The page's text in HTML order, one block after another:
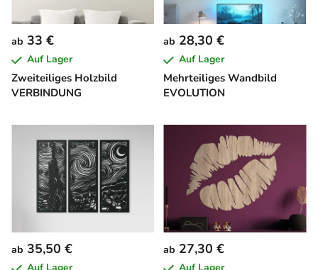
Zweiteiliges Holzbild
VERBINDUNG
ab 33 €
Auf Lager
Mehrteiliges Wandbild
EVOLUTION
ab 28,30 €
Auf Lager
ab 35,50 €
Auf Lager
ab 27,30 €
Auf Lager